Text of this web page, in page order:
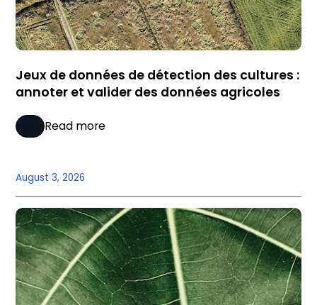
Jeux de données de détection des cultures :
annoter et valider des données agricoles
Read more
August 3, 2026